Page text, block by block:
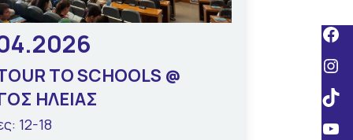
TO SCHOOLS @
ΗΛΕΙΑΣ
12-18